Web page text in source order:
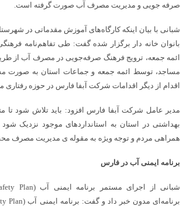
صرفه جویی و مدیریت مصرف آب صورت گرفته است.
شبانی با بیان اینکه کارگاه‌های آموزش مقدماتی در
بانوان خانه دار برگزار شده گفت: طی تفاهم‌نامه
ائمه جمعه، ترویج فرهنگ صرفه‌جویی در مصرف آب از
مساجد، توسط ائمه جمعه و جماعات استان به صورت
اقدام از دیگر اقدامات شرکت آبفا فارس در حوزه
مدیر عامل شرکت آبفا فارس افزود: باید تلاش شود
بهداشتی در استان به استانداردهای موجود نزدیک
همراهی مردم و توجه ویژه به مقوله ی مدیریت مصرف
برنامه ایمنی آب در فارس